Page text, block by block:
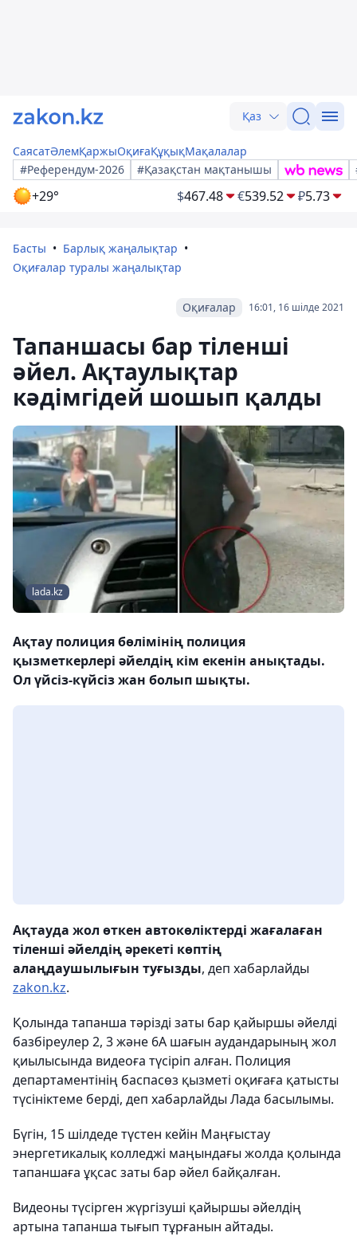
Қаз
СаясатӘлемҚаржыОқиғаҚұқықМақалалар
#Референдум-2026
#Қазақстан мақтанышы
+29° $467.48 €539.52 ₽5.73
Басты
Барлық жаңалықтар
Оқиғалар туралы жаңалықтар
16:01, 16 шілде 2021
Оқиғалар
Тапаншасы бар тіленші
әйел. Ақтаулықтар
кәдімгідей шошып қалды
lada.kz
Ақтау полиция бөлімінің полиция
қызметкерлері әйелдің кім екенін анықтады.
Ол үйсіз-күйсіз жан болып шықты.
Ақтауда жол өткен автокөліктерді жағалаған
тіленші әйелдің әрекеті көптің
алаңдаушылығын туғызды, деп хабарлайды
zakon.kz.
Қолында тапанша тәрізді заты бар қайыршы әйелді
базбіреулер 2, 3 және 6А шағын аудандарының жол
қиылысында видеоға түсіріп алған. Полиция
департаментінің баспасөз қызметі оқиғаға қатысты
түсініктеме берді, деп хабарлайды Лада басылымы.
Бүгін, 15 шілдеде түстен кейін Маңғыстау
энергетикалық колледжі маңындағы жолда қолында
тапаншаға ұқсас заты бар әйел байқалған.
Видеоны түсірген жүргізуші қайыршы әйелдің
артына тапанша тығып тұрғанын айтады.